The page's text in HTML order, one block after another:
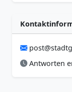
Antworten